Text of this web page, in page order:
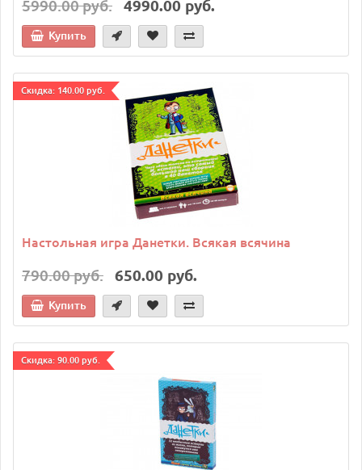
5990.00 руб. 4990.00 руб.
Купить
Cкидка: 140.00 руб.
Настольная игра Данетки. Всякая всячина
790.00 руб. 650.00 руб.
Купить
Cкидка: 90.00 руб.